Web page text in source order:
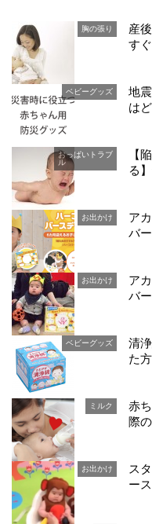
胸の張り
産
す
ベビーグッズ
地
は
おっぱいトラブ
ル
【
る
お出かけ
ア
バ
お出かけ
ア
バ
ベビーグッズ
清
た
ミルク
赤
際
お出かけ
ス
ー